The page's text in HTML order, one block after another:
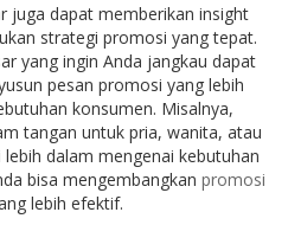
juga dapat memberikan insight
strategi promosi yang tepat.
yang ingin Anda jangkau dapat
pesan promosi yang lebih
konsumen. Misalnya,
tangan untuk pria, wanita, atau
dalam mengenai kebutuhan
bisa mengembangkan promosi
lebih efektif.